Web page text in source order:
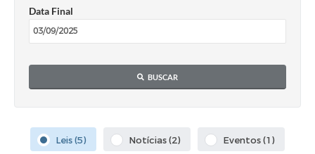
Obras
Galeria de Vídeos
Data Final
BUSCAR
Leis (5) Notícias (2) Eventos (1)